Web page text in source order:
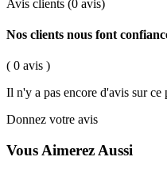
Avis clients (0 avis)
Nos clients nous font
( 0 avis )
Il n'y a pas encore d'avis sur
Donnez votre avis
Vous Aimerez Aussi